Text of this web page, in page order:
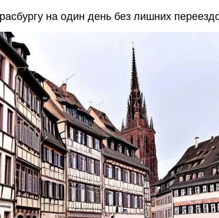
на один день без лишних